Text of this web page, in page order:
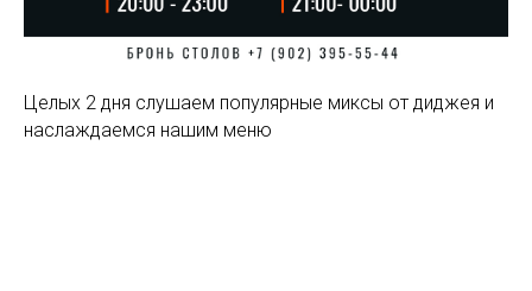
Целых 2 дня слушаем популярные миксы от диджея и
наслаждаемся нашим меню